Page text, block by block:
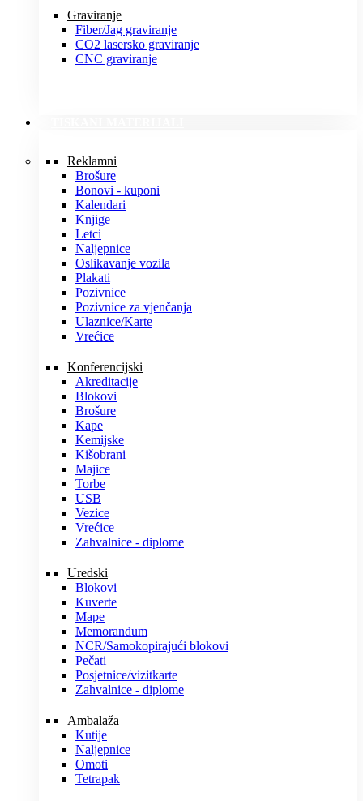
Graviranje
Fiber/Jag graviranje
CO2 lasersko graviranje
CNC graviranje
Reklamni
Brošure
Bonovi - kuponi
Kalendari
Knjige
Letci
Naljepnice
Oslikavanje vozila
Plakati
Pozivnice
Pozivnice za vjenčanja
Ulaznice/Karte
Vrećice
Konferencijski
Akreditacije
Blokovi
Brošure
Kape
Kemijske
Kišobrani
Majice
Torbe
USB
Vezice
Vrećice
Zahvalnice - diplome
Uredski
Blokovi
Kuverte
Mape
Memorandum
NCR/Samokopirajući blokovi
Pečati
Posjetnice/vizitkarte
Zahvalnice - diplome
Ambalaža
Kutije
Naljepnice
Omoti
Tetrapak